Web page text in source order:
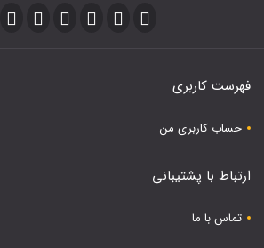
فهرست کاربری
حساب کاربری من
ارتباط با پشتیبانی
تماس با ما